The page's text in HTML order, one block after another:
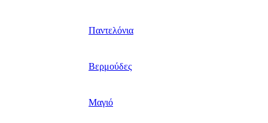
Παντελόνια
Βερμούδες
Μαγιό